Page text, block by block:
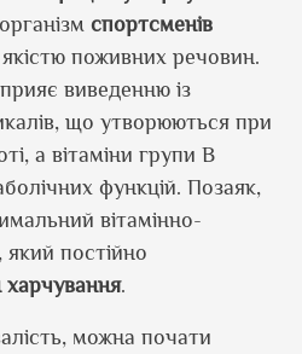
спортсменів
якістю поживних речовин.
виведенню із
що утворюються при
а вітаміни групи В
функцій. Позаяк,
вітамінно-
постійно
харчування.
можна почати